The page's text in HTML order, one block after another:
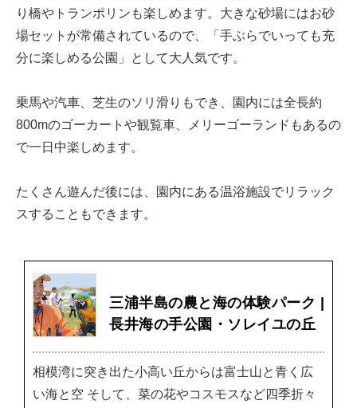
り橋やトランポリンも楽しめます。大きな砂場にはお砂
場セットが常備されているので、「手ぶらでいっても充
分に楽しめる公園」として大人気です。
乗馬や汽車、芝生のソリ滑りもでき、園内には全長約
800mのゴーカートや観覧車、メリーゴーランドもあるの
で一日中楽しめます。
たくさん遊んだ後には、園内にある温浴施設でリラック
スすることもできます。
三浦半島の農と海の体験パーク |
長井海の手公園・ソレイユの丘
相模湾に突き出た小高い丘からは富士山と青く広
い海と空 そして、菜の花やコスモスなど四季折々